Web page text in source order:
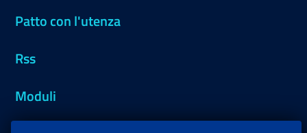
Patto con l'utenza
Rss
Moduli